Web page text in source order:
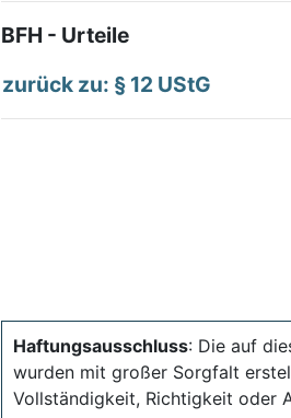
BFH - Urteile
zurück zu: § 12 UStG
Haftungsausschluss: Die auf
wurden mit großer Sorgfalt
Vollständigkeit, Richtigkeit oder